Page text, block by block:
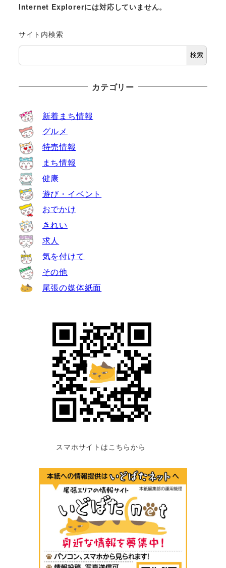
ペ
ー
ジ
Internet Explorerには対応していません。
サイト内検索
検索
カテゴリー
新着まち情報
グルメ
特売情報
まち情報
健康
遊び・イベント
おでかけ
きれい
求人
気を付けて
その他
尾張の媒体紙面
スマホサイトはこちらから